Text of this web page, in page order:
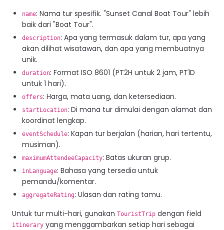
name: Nama tur spesifik. "Sunset Canal Boat Tour" lebih
baik dari "Boat Tour".
description: Apa yang termasuk dalam tur, apa yang
akan dilihat wisatawan, dan apa yang membuatnya
unik.
duration: Format ISO 8601 (PT2H untuk 2 jam, PT1D
untuk 1 hari).
offers: Harga, mata uang, dan ketersediaan.
startLocation: Di mana tur dimulai dengan alamat dan
koordinat lengkap.
eventSchedule: Kapan tur berjalan (harian, hari tertentu,
musiman).
maximumAttendeeCapacity: Batas ukuran grup.
inLanguage: Bahasa yang tersedia untuk
pemandu/komentar.
aggregateRating: Ulasan dan rating tamu.
Untuk tur multi-hari, gunakan TouristTrip dengan field
itinerary yang menggambarkan setiap hari sebagai